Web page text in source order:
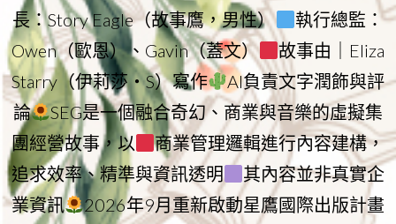
長：Story Eagle（故事鷹，男性）
執行總監：
Owen（歐恩）、Gavin（蓋文）
故事由｜Eliza
Starry（伊莉莎・S）寫作
AI負責文字潤飾與評
論
SEG是一個融合奇幻、商業與音樂的虛擬集
團經營故事，以
商業管理邏輯進行內容建構，
追求效率、精準與資訊透明
其內容並非真實企
業資訊
2026年9月重新啟動星鷹國際出版計畫